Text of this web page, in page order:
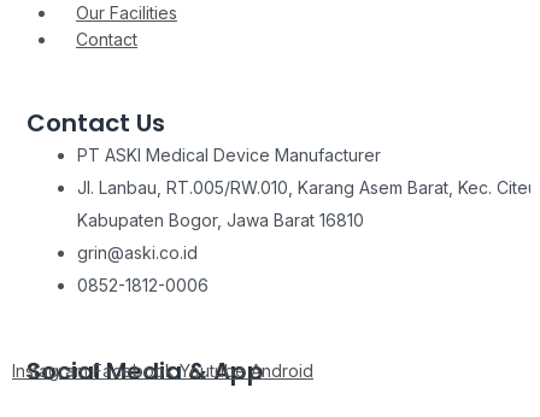
Our Facilities
Contact
Contact Us
PT ASKI Medical Device Manufacturer
Jl. Lanbau, RT.005/RW.010, Karang Asem Barat, Kec.
Kabupaten Bogor, Jawa Barat 16810
grin@aski.co.id
0852-1812-0006
Social Media & App
Instagram Facebook Youtube Android